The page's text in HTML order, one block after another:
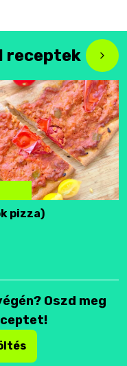
receptek
pizza)
Oszd meg